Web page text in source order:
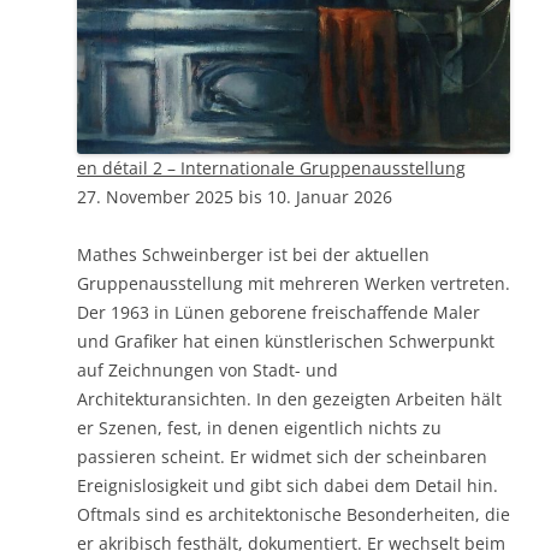
en détail 2 – Internationale Gruppenausstellung
27. November 2025 bis 10. Januar 2026
Mathes Schweinberger ist bei der aktuellen
Gruppenausstellung mit mehreren Werken vertreten.
Der 1963 in Lünen geborene freischaffende Maler
und Grafiker hat einen künstlerischen Schwerpunkt
auf Zeichnungen von Stadt- und
Architekturansichten. In den gezeigten Arbeiten hält
er Szenen, fest, in denen eigentlich nichts zu
passieren scheint. Er widmet sich der scheinbaren
Ereignislosigkeit und gibt sich dabei dem Detail hin.
Oftmals sind es architektonische Besonderheiten, die
er akribisch festhält, dokumentiert. Er wechselt beim